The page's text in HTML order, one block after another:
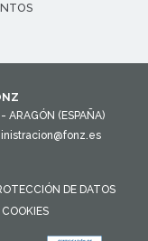
- ARAGÓN (ESPAÑA)
DE DATOS